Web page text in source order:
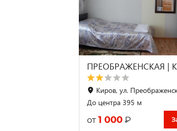
ПРЕОБРАЖЕНСКАЯ |
Киров, ул.
До центра 395 м
от 1 000 ₽